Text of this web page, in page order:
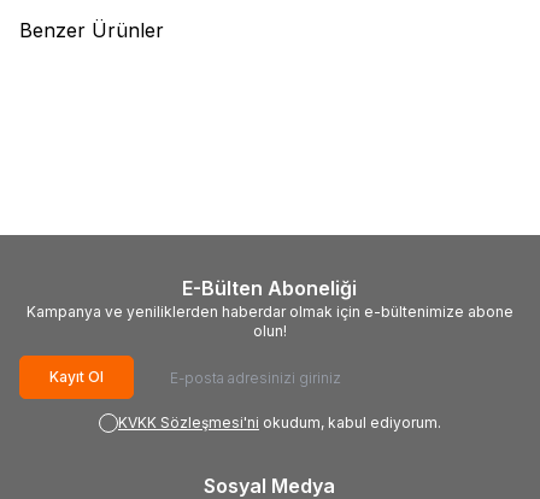
Benzer Ürünler
E-Bülten Aboneliği
Kampanya ve yeniliklerden haberdar olmak için e-bültenimize abone
olun!
Kayıt Ol
KVKK Sözleşmesi'ni okudum, kabul ediyorum.
Sosyal Medya